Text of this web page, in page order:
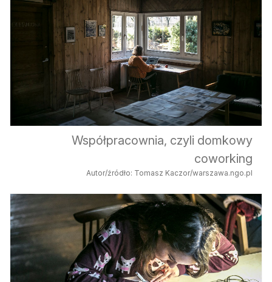
Współpracownia, czyli domkowy
coworking
Autor/źródło: Tomasz Kaczor/warszawa.ngo.pl